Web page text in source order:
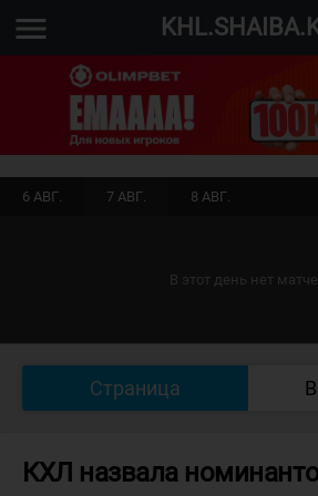
menu
6 АВГ. 7 АВГ. 8 АВГ.
В этот день нет
Страница
КХЛ назвала